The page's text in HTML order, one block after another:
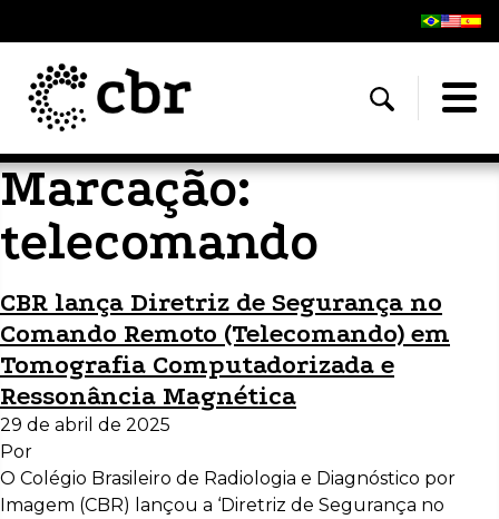
Marcação:
telecomando
CBR lança Diretriz de Segurança no
Comando Remoto (Telecomando) em
Tomografia Computadorizada e
Ressonância Magnética
29 de abril de 2025
Por
O Colégio Brasileiro de Radiologia e Diagnóstico por
Imagem (CBR) lançou a ‘Diretriz de Segurança no